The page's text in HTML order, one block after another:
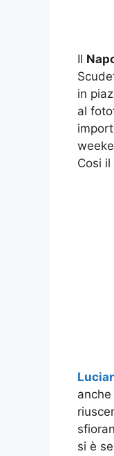
Il
in
al
Cosi
si è